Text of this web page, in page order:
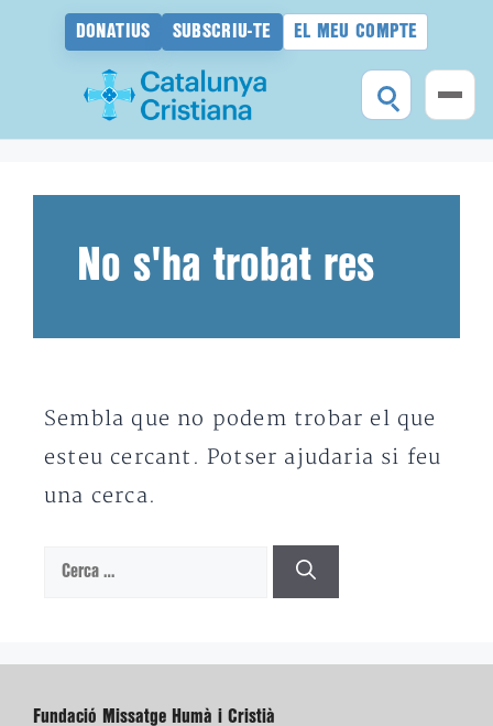
DONATIUS SUBSCRIU-TE EL MEU COMPTE
No s'ha trobat res
Sembla que no podem trobar el que
esteu cercant. Potser ajudaria si feu
una cerca.
Cerca:
Fundació Missatge Humà i Cristià